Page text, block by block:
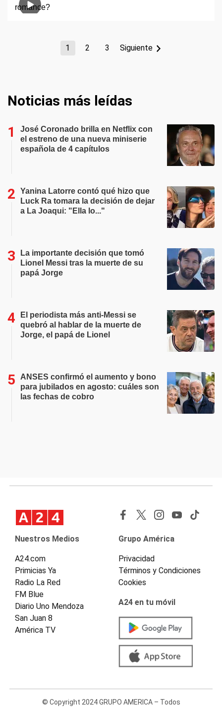
1 2 3 Siguiente
Noticias más leídas
José Coronado brilla en Netflix con
el estreno de una nueva miniserie
española de 4 capítulos
Yanina Latorre contó qué hizo que
Luck Ra tomara la decisión de dejar
a La Joaqui: "Ella lo..."
La importante decisión que tomó
Lionel Messi tras la muerte de su
papá Jorge
El periodista más anti-Messi se
quebró al hablar de la muerte de
Jorge, el papá de Lionel
ANSES confirmó el aumento y bono
para jubilados en agosto: cuáles son
las fechas de cobro
Nuestros Medios
A24.com
Primicias Ya
Radio La Red
FM Blue
Diario Uno Mendoza
San Juan 8
América TV
Grupo América
Privacidad
Términos y Condiciones
Cookies
A24 en tu móvil
© Copyright 2024 GRUPO AMERICA – Todos